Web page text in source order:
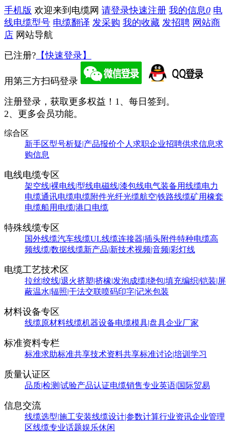
手机版 欢迎来到电缆网 请登录快速注册 我的信息0 电
线电缆型号 电缆翻译 发采购 我的收藏 发招聘 网站商
店 网站导航
已注册? 【快速登录】
用第三方扫码登录
注册登录，获取更多权益！ 1、每日签到。
2、更多会员功能。
综合区
新手区型号析疑|产品报价个人求职企业招聘供求信息求
购信息
电线电缆专区
架空线|裸电线|型线电磁线|漆包线电气装备用线缆电力
电缆通讯电缆电缆附件光纤光缆航空|铁路线缆矿用橡套
电缆船用电缆|港口电缆
特殊线缆专区
国外线缆汽车线缆UL线缆连接器|插头附件特种电缆高
频线缆|数据线缆新产品|新技术视频|音频|彩灯线
电缆工艺技术区
拉丝|绞线|退火挤塑|挤橡|发泡成缆|绕包|填充编织|铠装|屏
蔽温水|辐照|干法交联喷码印字|记米包装
材料设备专区
线缆原材料线缆机器设备电缆模具|盘具企业厂家
标准资料专栏
标准求助标准共享技术资料共享标准讨论|培训学习
质量认证区
品质|检测|试验产品认证电缆销售专业英语|国际贸易
信息交流
线缆选型|施工安装线缆设计|参数计算行业资讯企业管理
区线缆专业话题娱乐休闲